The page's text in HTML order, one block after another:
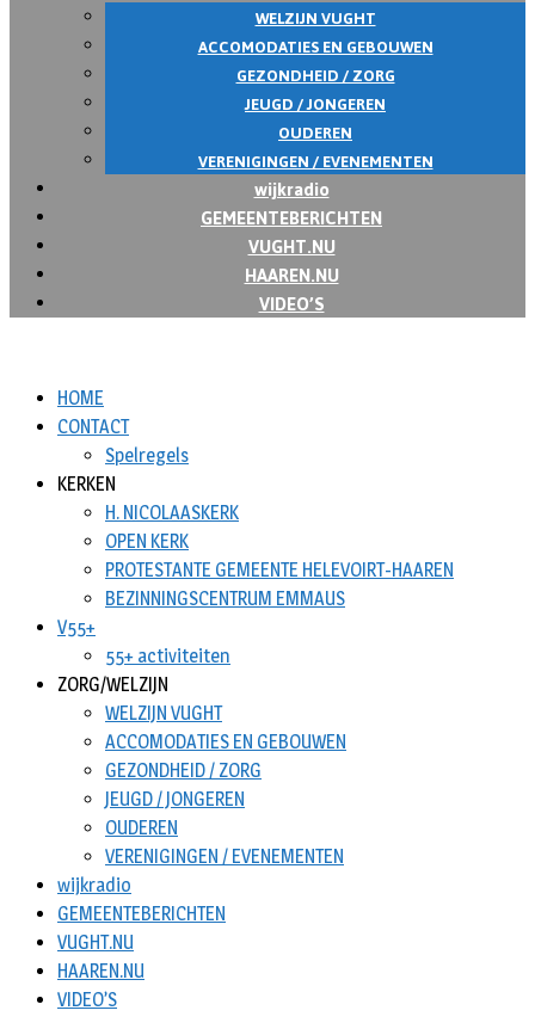
WELZIJN VUGHT
ACCOMODATIES EN GEBOUWEN
GEZONDHEID / ZORG
JEUGD / JONGEREN
OUDEREN
VERENIGINGEN / EVENEMENTEN
wijkradio
GEMEENTEBERICHTEN
VUGHT.NU
HAAREN.NU
VIDEO’S
HOME
CONTACT
Spelregels
KERKEN
H. NICOLAASKERK
OPEN KERK
PROTESTANTE GEMEENTE HELEVOIRT-HAAREN
BEZINNINGSCENTRUM EMMAUS
V55+
55+ activiteiten
ZORG/WELZIJN
WELZIJN VUGHT
ACCOMODATIES EN GEBOUWEN
GEZONDHEID / ZORG
JEUGD / JONGEREN
OUDEREN
VERENIGINGEN / EVENEMENTEN
wijkradio
GEMEENTEBERICHTEN
VUGHT.NU
HAAREN.NU
VIDEO’S